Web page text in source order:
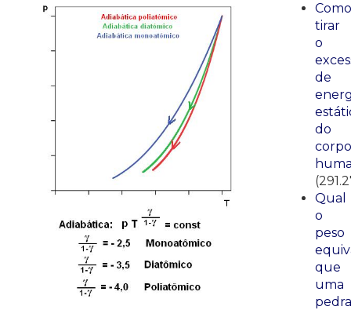
Como
tirar
o
de
do
corpo
Qual
o
peso
que
uma
pedra